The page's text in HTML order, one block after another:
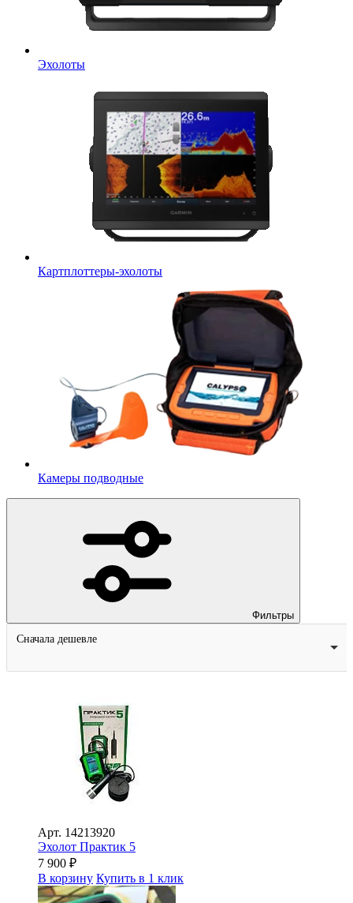
Эхолоты
Картплоттеры-эхолоты
Камеры подводные
Фильтры
Сначала дешевле
Арт. 14213920
Эхолот Практик 5
7 900 ₽
В корзину Купить в 1 клик